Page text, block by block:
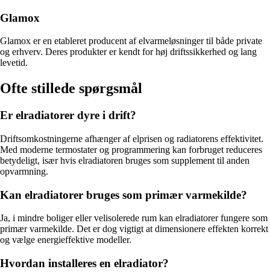
Glamox
Glamox er en etableret producent af elvarmeløsninger til både private
og erhverv. Deres produkter er kendt for høj driftssikkerhed og lang
levetid.
Ofte stillede spørgsmål
Er elradiatorer dyre i drift?
Driftsomkostningerne afhænger af elprisen og radiatorens effektivitet.
Med moderne termostater og programmering kan forbruget reduceres
betydeligt, især hvis elradiatoren bruges som supplement til anden
opvarmning.
Kan elradiatorer bruges som primær varmekilde?
Ja, i mindre boliger eller velisolerede rum kan elradiatorer fungere som
primær varmekilde. Det er dog vigtigt at dimensionere effekten korrekt
og vælge energieffektive modeller.
Hvordan installeres en elradiator?